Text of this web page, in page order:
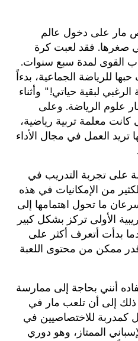
مار على دخول عالم
صغرها. فقد لعبت كرة
القوى لمدة سبع سنوات.
للرياضة الجماعية، بدءاً
لبقية حياتي!" وأثناء
علوم الرياضة. وعلى
كانت معلمة تربية رياضية،
تريد العمل في مجال الأداء
على تجربة التدريب في
من الإمكانيات في هذه
ما تحول اهتمامها إلى
الأولى تركز بشكل كبير
بدأت أتعرف أكثر على
ممكن من محتوى اللعبة
أنني بحاجة إلى ممارسة
ذلك إلى أن تلعب مار في
كمدربة للاختصاصيين في
الممتاز، وهو دوري